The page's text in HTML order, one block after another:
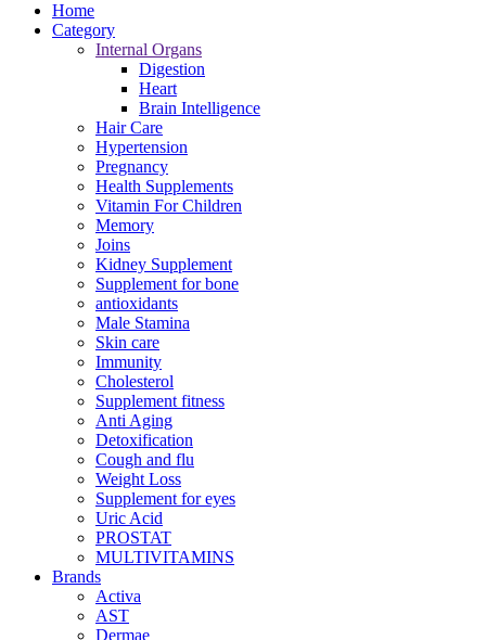
Home
Category
Internal Organs
Digestion
Heart
Brain Intelligence
Hair Care
Hypertension
Pregnancy
Health Supplements
Vitamin For Children
Memory
Joins
Kidney Supplement
Supplement for bone
antioxidants
Male Stamina
Skin care
Immunity
Cholesterol
Supplement fitness
Anti Aging
Detoxification
Cough and flu
Weight Loss
Supplement for eyes
Uric Acid
PROSTAT
MULTIVITAMINS
Brands
Activa
AST
Dermae